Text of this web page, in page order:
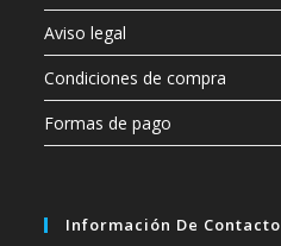
Aviso legal
Condiciones de compra
Formas de pago
Información De Contacto